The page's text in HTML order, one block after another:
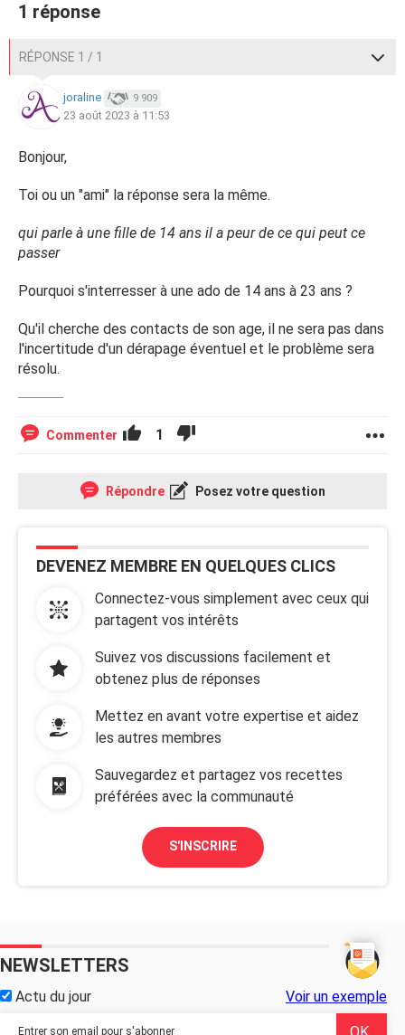
1 réponse
RÉPONSE 1 / 1
joraline 9 909
23 août 2023 à 11:53
Bonjour,
Toi ou un "ami" la réponse sera la même.
qui parle à une fille de 14 ans il a peur de ce qui peut ce
passer
Pourquoi s'interresser à une ado de 14 ans à 23 ans ?
Qu'il cherche des contacts de son age, il ne sera pas dans
l'incertitude d'un dérapage éventuel et le problème sera
résolu.
Commenter 1
Répondre Posez votre question
DEVENEZ MEMBRE EN QUELQUES CLICS
Connectez-vous simplement avec ceux qui
partagent vos intérêts
Suivez vos discussions facilement et
obtenez plus de réponses
Mettez en avant votre expertise et aidez
les autres membres
Sauvegardez et partagez vos recettes
préférées avec la communauté
S'INSCRIRE
NEWSLETTERS
Actu du jour Voir un exemple